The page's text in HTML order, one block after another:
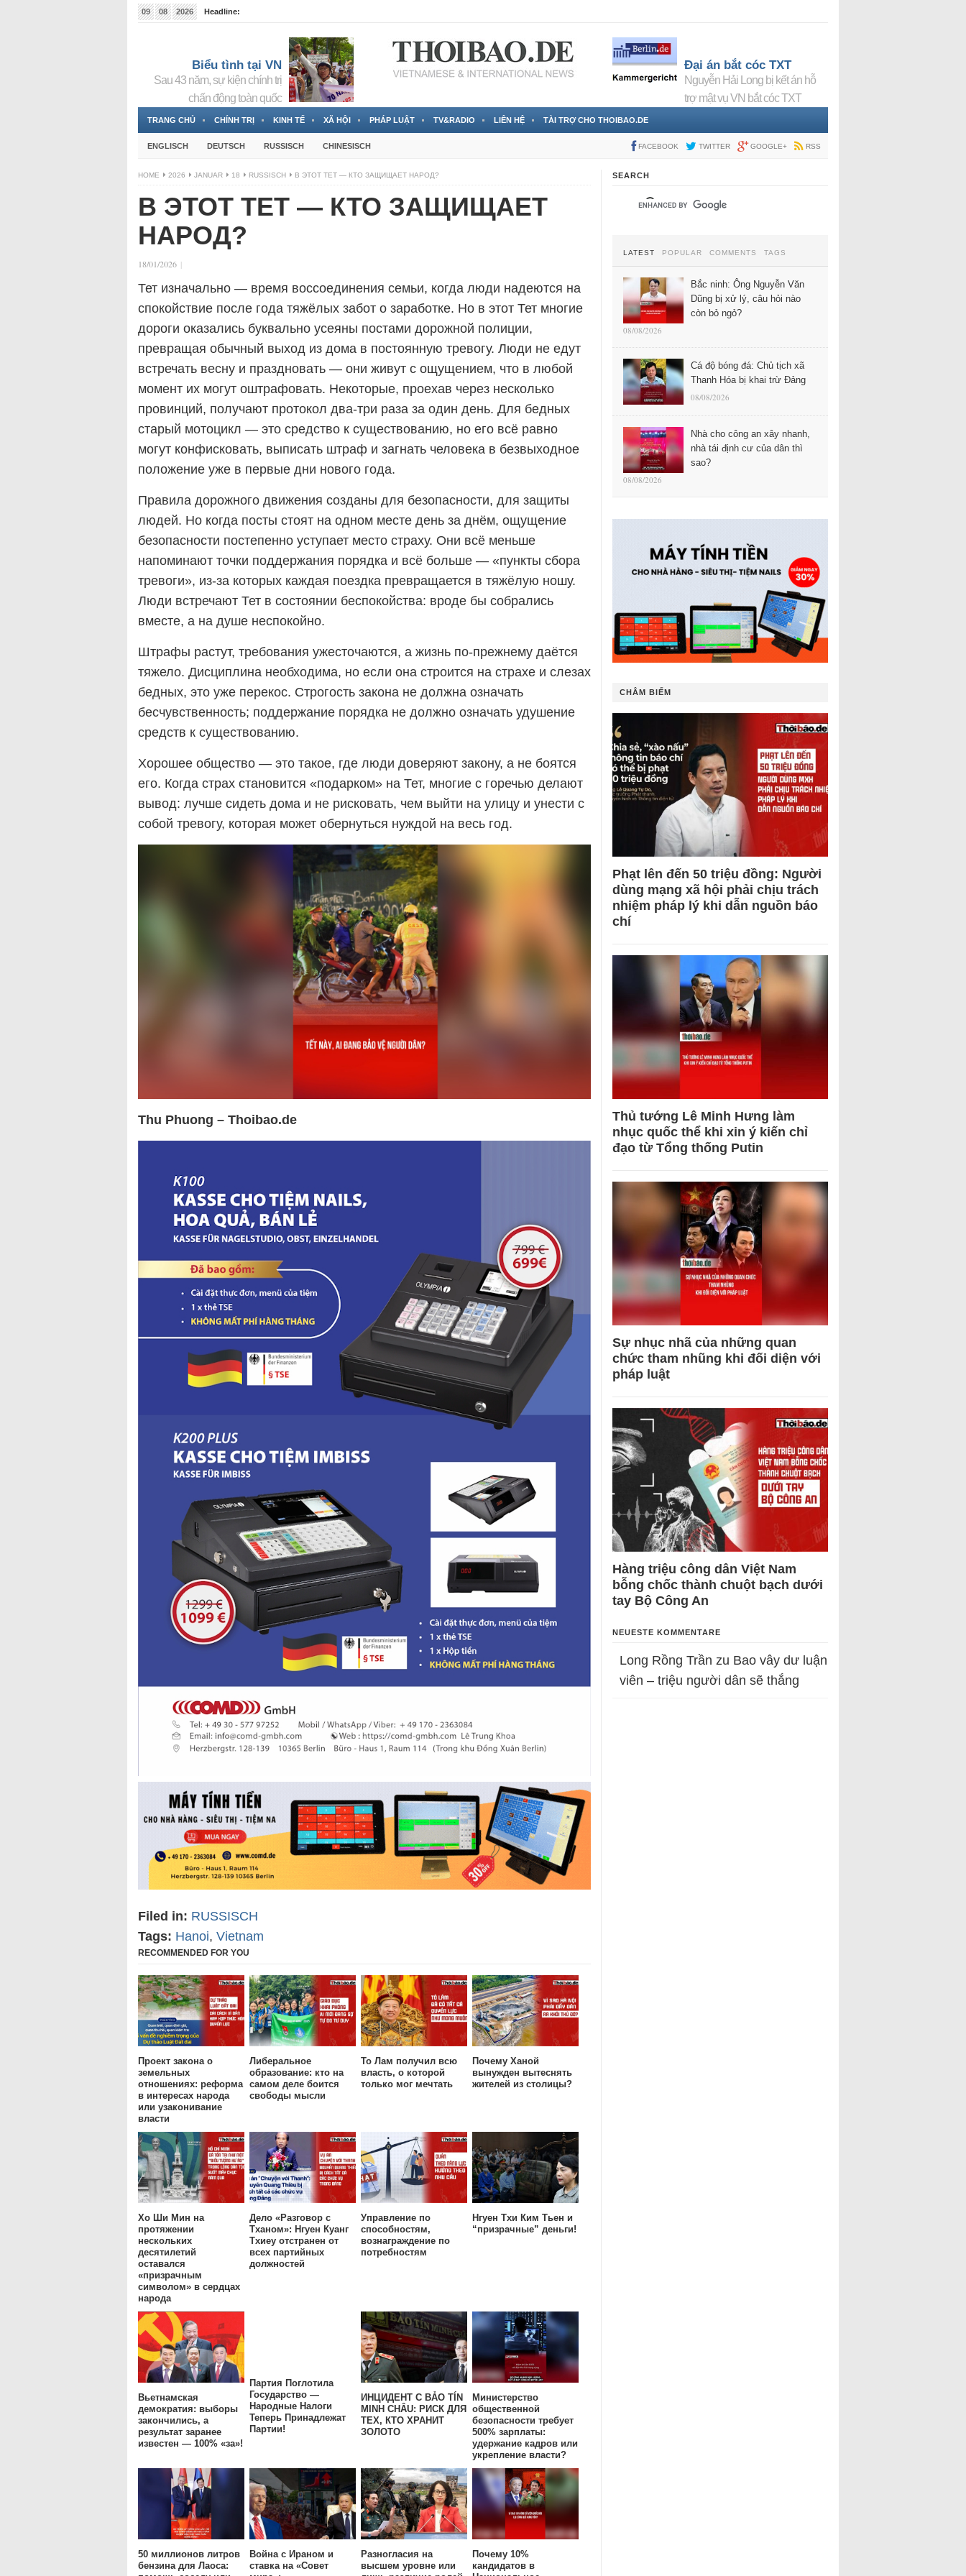
09 08 2026
Headline:
Biểu tình tại VN
Sau 43 năm, sự kiện chính trị
chấn động toàn quốc
Đại án bắt cóc TXT
Nguyễn Hải Long bị kết án hỗ
trợ mật vụ VN bắt cóc TXT
TRANG CHỦ CHÍNH TRỊ KINH TẾ XÃ HỘI PHÁP LUẬT TV&RADIO LIÊN HỆ TÀI TRỢ CHO THOIBAO.DE
ENGLISCH DEUTSCH RUSSISCH CHINESISCH FACEBOOK TWITTER GOOGLE+ RSS
HOME 2026 JANUAR 18 RUSSISCH В ЭТОТ ТЕТ — КТО ЗАЩИЩАЕТ НАРОД?
В ЭТОТ ТЕТ — КТО ЗАЩИЩАЕТ
НАРОД?
18/01/2026 |
Тет изначально — время воссоединения семьи, когда люди надеются на
спокойствие после года тяжёлых забот о заработке. Но в этот Тет многие
дороги оказались буквально усеяны постами дорожной полиции,
превращая обычный выход из дома в постоянную тревогу. Люди не едут
встречать весну и праздновать — они живут с ощущением, что в любой
момент их могут оштрафовать. Некоторые, проехав через несколько
провинций, получают протокол два-три раза за один день. Для бедных
старый мотоцикл — это средство к существованию, но его всё равно
могут конфисковать, выписать штраф и загнать человека в безвыходное
положение уже в первые дни нового года.
Правила дорожного движения созданы для безопасности, для защиты
людей. Но когда посты стоят на одном месте день за днём, ощущение
безопасности постепенно уступает место страху. Они всё меньше
напоминают точки поддержания порядка и всё больше — «пункты сбора
тревоги», из-за которых каждая поездка превращается в тяжёлую ношу.
Люди встречают Тет в состоянии беспокойства: вроде бы собрались
вместе, а на душе неспокойно.
Штрафы растут, требования ужесточаются, а жизнь по-прежнему даётся
тяжело. Дисциплина необходима, но если она строится на страхе и слезах
бедных, это уже перекос. Строгость закона не должна означать
бесчувственность; поддержание порядка не должно означать удушение
средств к существованию.
Хорошее общество — это такое, где люди доверяют закону, а не боятся
его. Когда страх становится «подарком» на Тет, многие с горечью делают
вывод: лучше сидеть дома и не рисковать, чем выйти на улицу и унести с
собой тревогу, которая может обернуться нуждой на весь год.
Thu Phuong – Thoibao.de
Filed in: RUSSISCH
Tags: Hanoi, Vietnam
RECOMMENDED FOR YOU
Проект закона о
земельных
отношениях: реформа
в интересах народа
или узаконивание
власти
Либеральное
образование: кто на
самом деле боится
свободы мысли
То Лам получил всю
власть, о которой
только мог мечтать
Почему Ханой
вынужден вытеснять
жителей из столицы?
Хо Ши Мин на
протяжении
нескольких
десятилетий
оставался
«призрачным
символом» в сердцах
народа
Дело «Разговор с
Тханом»: Нгуен Куанг
Тхиеу отстранен от
всех партийных
должностей
Управление по
способностям,
вознаграждение по
потребностям
Нгуен Тхи Ким Тьен и
“призрачные” деньги!
Вьетнамская
демократия: выборы
закончились, а
результат заранее
известен — 100% «за»!
Партия Поглотила
Государство —
Народные Налоги
Теперь Принадлежат
Партии!
ИНЦИДЕНТ С BẢO TÍN
MINH CHÂU: РИСК ДЛЯ
ТЕХ, КТО ХРАНИТ
ЗОЛОТО
Министерство
общественной
безопасности требует
500% зарплаты:
удержание кадров или
укрепление власти?
50 миллионов литров
бензина для Лаоса:
Война с Ираном и
ставка на «Совет
Разногласия на
высшем уровне или
Почему 10%
кандидатов в
SEARCH
LATEST POPULAR COMMENTS TAGS
Bắc ninh: Ông Nguyễn Văn
Dũng bị xử lý, câu hỏi nào
còn bỏ ngỏ?
08/08/2026
Cá độ bóng đá: Chủ tịch xã
Thanh Hóa bị khai trừ Đảng
08/08/2026
Nhà cho công an xây nhanh,
nhà tái định cư của dân thì
sao?
08/08/2026
CHÂM BIẾM
Phạt lên đến 50 triệu đồng: Người
dùng mạng xã hội phải chịu trách
nhiệm pháp lý khi dẫn nguồn báo
chí
Thủ tướng Lê Minh Hưng làm
nhục quốc thể khi xin ý kiến chỉ
đạo từ Tổng thống Putin
Sự nhục nhã của những quan
chức tham nhũng khi đối diện với
pháp luật
Hàng triệu công dân Việt Nam
bỗng chốc thành chuột bạch dưới
tay Bộ Công An
NEUESTE KOMMENTARE
Long Rồng Trần zu Bao vây dư luận
viên – triệu người dân sẽ thắng